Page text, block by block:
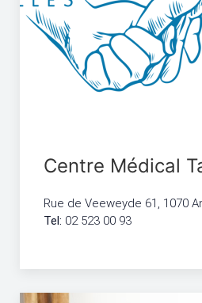
Centre Médical
Rue de Veeweyde 61, 1070
Tel: 02 523 00 93